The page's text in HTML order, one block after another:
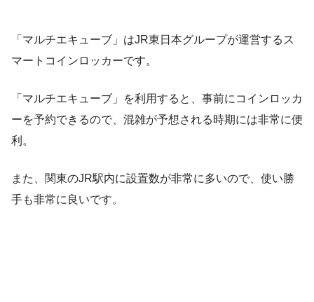
「マルチエキューブ」はJR東日本グループが運営するス
マートコインロッカーです。
「マルチエキューブ」を利用すると、事前にコインロッカ
ーを予約できるので、混雑が予想される時期には非常に便
利。
また、関東のJR駅内に設置数が非常に多いので、使い勝
手も非常に良いです。